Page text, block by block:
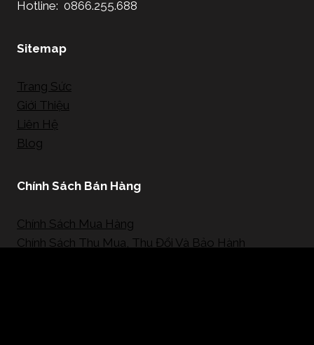
Hotline: 0866.255.688
Sitemap
Trang Sức
Giới Thiệu
Liên Hệ
Blog
Chính Sách Bán Hàng
Chính Sách Mua Hàng
Chính Sách Thu Mua, Thu Đổi Và Bảo Hành